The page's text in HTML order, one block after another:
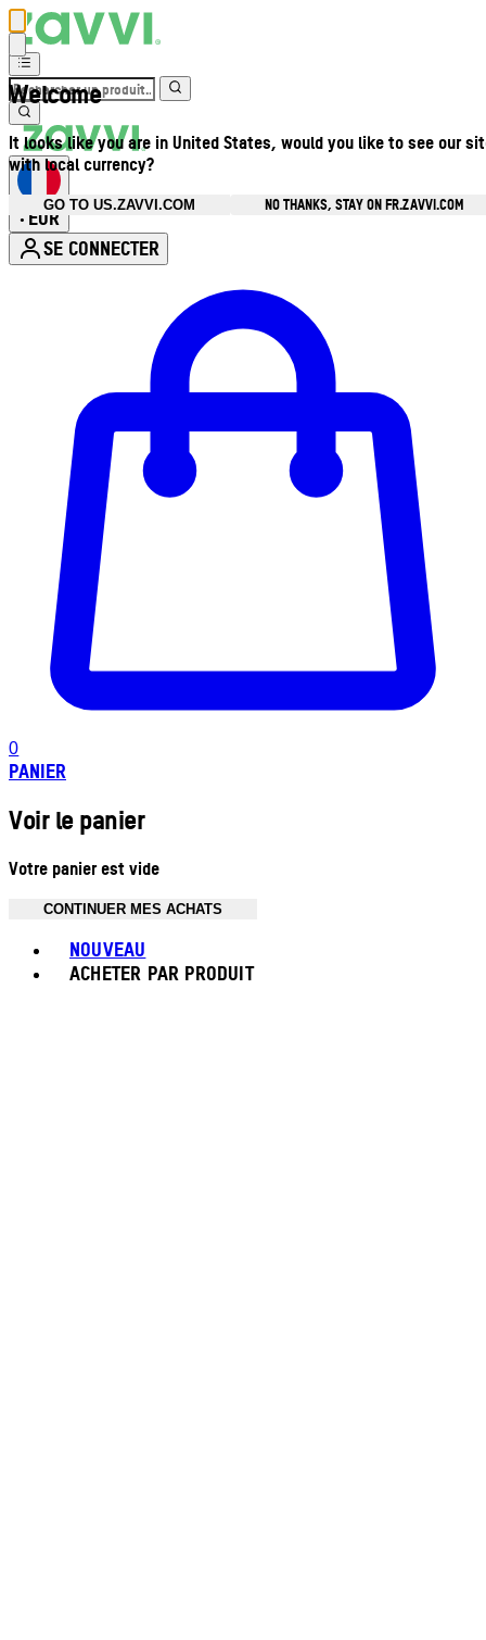
Welcome
It looks like you are in United States, would you like to see our
with local currency?
GO TO US.ZAVVI.COM
NO THANKS, STAY ON FR.ZAVVI.COM
• EUR
SE CONNECTER
0
PANIER
Voir le panier
Votre panier est vide
CONTINUER MES ACHATS
NOUVEAU
ACHETER PAR PRODUIT